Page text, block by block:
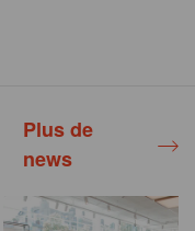
Plus de
news